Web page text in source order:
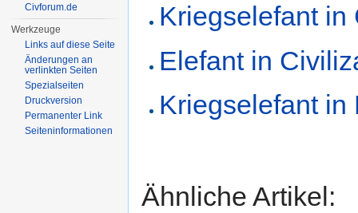
Kriegselefant in
Elefant in
Kriegselefant in
Ähnliche Artikel:
Civforum.de
Werkzeuge
Links auf diese Seite
Änderungen an
verlinkten Seiten
Spezialseiten
Druckversion
Permanenter Link
Seiten­informationen